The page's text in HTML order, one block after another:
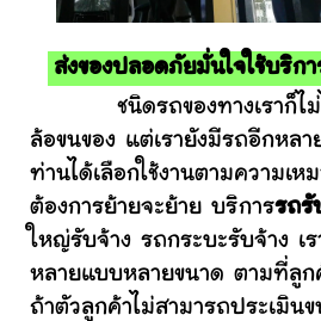
ส่งของปลอดภัยมั่นใจใช้บริก
ชนิดรถของทางเราก็ไม่ไ
ล้อขนของ แต่เรายังมีรถอีกหล
ท่านได้เลือกใช้งานตามความเห
ต้องการย้ายจะย้าย บริการรถรั
ใหญ่รับจ้าง รถกระบะรับจ้าง เ
หลายแบบหลายขนาด ตามที่ลูก
ถ้าตัวลูกค้าไม่สามารถประเมินข